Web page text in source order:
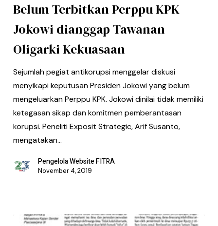
Belum Terbitkan Perppu KPK
Jokowi dianggap Tawanan
Oligarki Kekuasaan
Sejumlah pegiat antikorupsi menggelar diskusi
menyikapi keputusan Presiden Jokowi yang belum
mengeluarkan Perppu KPK. Jokowi dinilai tidak memiliki
ketegasan sikap dan komitmen pemberantasan
korupsi. Peneliti Exposit Strategic, Arif Susanto,
mengatakan…
Pengelola Website FITRA
November 4, 2019